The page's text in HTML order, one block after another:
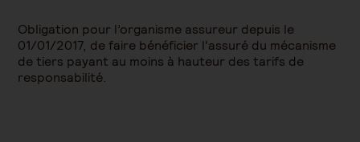
Obligation pour l’organisme assureur depuis le
01/01/2017, de faire bénéficier l'assuré du mécanisme
de tiers payant au moins à hauteur des tarifs de
responsabilité.